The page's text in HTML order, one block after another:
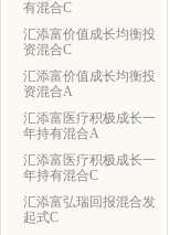
有混合C
汇添富价值成长均衡投
资混合C
汇添富价值成长均衡投
资混合A
汇添富医疗积极成长一
年持有混合A
汇添富医疗积极成长一
年持有混合C
汇添富弘瑞回报混合发
起式C